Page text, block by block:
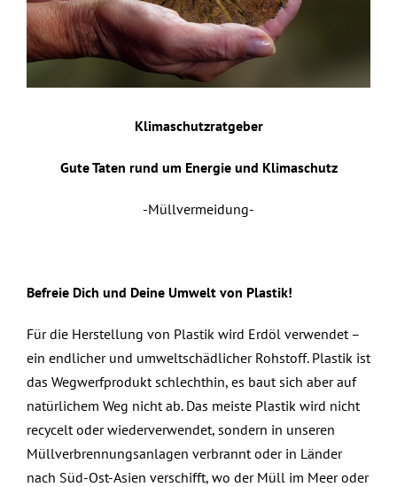
Klimaschutzratgeber
Gute Taten rund um Energie und Klimaschutz
-Müllvermeidung-
Befreie Dich und Deine Umwelt von Plastik!
Für die Herstellung von Plastik wird Erdöl verwendet –
ein endlicher und umweltschädlicher Rohstoff. Plastik ist
das Wegwerfprodukt schlechthin, es baut sich aber auf
natürlichem Weg nicht ab. Das meiste Plastik wird nicht
recycelt oder wiederverwendet, sondern in unseren
Müllverbrennungsanlagen verbrannt oder in Länder
nach Süd-Ost-Asien verschifft, wo der Müll im Meer oder